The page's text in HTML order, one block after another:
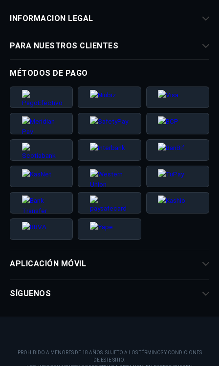
INFORMACION LEGAL
PARA NUESTROS CLIENTES
MÉTODOS DE PAGO
APLICACIÓN MÓVIL
SÍGUENOS
PROHIBIDO A MENORES DE 18 AÑOS. SUJETO A LOS TÉRMINOS Y CONDICIONES
DE ESTE SITIO.